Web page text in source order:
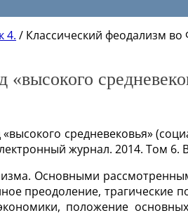
4. / Классический феодализм
средневековья»
журнал. 2014. Том 6.
Основными
преодоление, трагические
положение